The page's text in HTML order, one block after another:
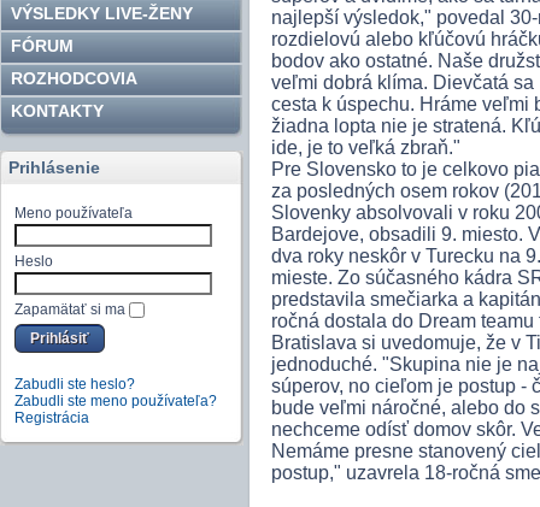
VÝSLEDKY LIVE-ŽENY
FÓRUM
ROZHODCOVIA
KONTAKTY
Prihlásenie
Meno používateľa
Heslo
Zapamätať si ma
Zabudli ste heslo?
Zabudli ste meno používateľa?
Registrácia
najlepší výsledok," povedal
rozdielovú alebo kľúčovú
bodov ako ostatné. Naše
veľmi dobrá klíma. Dievčatá
cesta k úspechu. Hráme veľmi
žiadna lopta nie je stratená.
ide, je to veľká zbraň."
Pre Slovensko to je celkovo
za posledných osem rokov
Slovenky absolvovali v roku
Bardejove, obsadili 9. miesto.
dva roky neskôr v Turecku na
mieste. Zo súčasného kádra
predstavila smečiarka a
ročná dostala do Dream
Bratislava si uvedomuje, že v
jednoduché. "Skupina nie je
súperov, no cieľom je postup -
bude veľmi náročné, alebo do
nechceme odísť domov skôr.
Nemáme presne stanovený
postup," uzavrela 18-ročná